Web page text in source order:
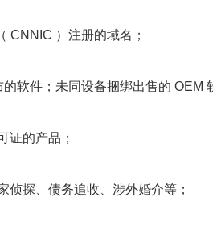
CNNIC ）注册的域名；
软件；未同设备捆绑出售的 OEM
证的产品；
探、债务追收、涉外婚介等；